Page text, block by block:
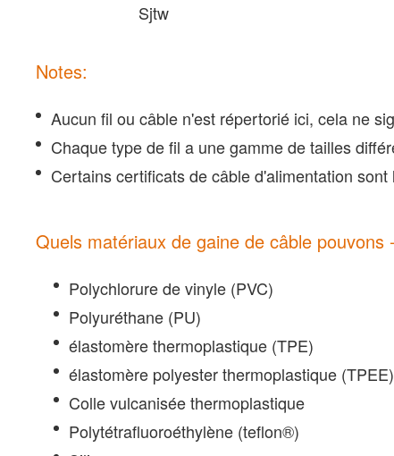
Sjtw
Notes:
Aucun fil ou câble n'est répertorié ici, cela ne
Chaque type de fil a une gamme de tailles
Certains certificats de câble d'alimentation
Quels matériaux de gaine de câble pouvons
Polychlorure de vinyle (PVC)
Polyuréthane (PU)
élastomère thermoplastique (TPE)
élastomère polyester thermoplastique (TPEE)
Colle vulcanisée thermoplastique
Polytétrafluoroéthylène (teflon®)